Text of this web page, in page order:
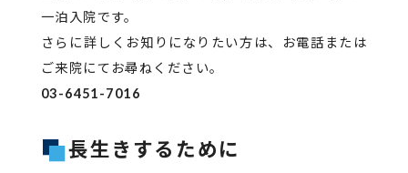
一泊入院です。
さらに詳しくお知りになりたい方は、お電話または
ご来院にてお尋ねください。
03-6451-7016
長生きするために